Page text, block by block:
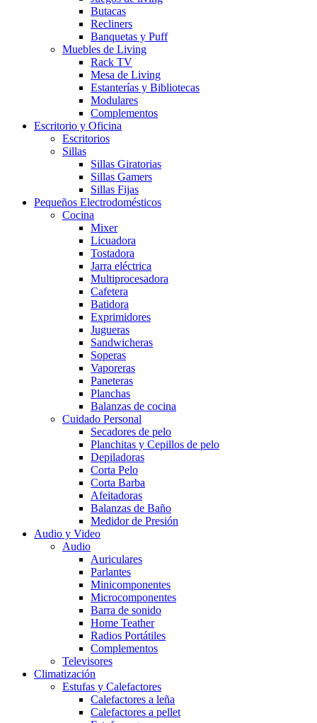
Butacas
Recliners
Banquetas y Puff
Muebles de Living
Rack TV
Mesa de Living
Estanterías y Bibliotecas
Modulares
Complementos
Escritorio y Oficina
Escritorios
Sillas
Sillas Giratorias
Sillas Gamers
Sillas Fijas
Pequeños Electrodomésticos
Cocina
Mixer
Licuadora
Tostadora
Jarra eléctrica
Multiprocesadora
Cafetera
Batidora
Exprimidores
Jugueras
Sandwicheras
Soperas
Vaporeras
Paneteras
Planchas
Balanzas de cocina
Cuidado Personal
Secadores de pelo
Planchitas y Cepillos de pelo
Depiladoras
Corta Pelo
Corta Barba
Afeitadoras
Balanzas de Baño
Medidor de Presión
Audio y Video
Audio
Auriculares
Parlantes
Minicomponentes
Microcomponentes
Barra de sonido
Home Teather
Radios Portátiles
Complementos
Televisores
Climatización
Estufas y Calefactores
Calefactores a leña
Calefactores a pellet